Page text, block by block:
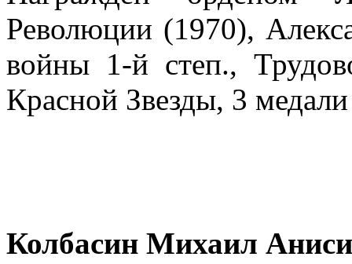
Революции (1970),
войны 1-й степ.,
Красной Звезды, 3
Колбасин Михаил